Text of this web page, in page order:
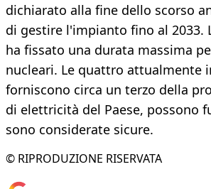
dichiarato alla fine dello scorso
di gestire l'impianto fino al 2033.
ha fissato una durata massima
nucleari. Le quattro attualmente
forniscono circa un terzo della
di elettricità del Paese, possono
sono considerate sicure.
© RIPRODUZIONE RISERVATA